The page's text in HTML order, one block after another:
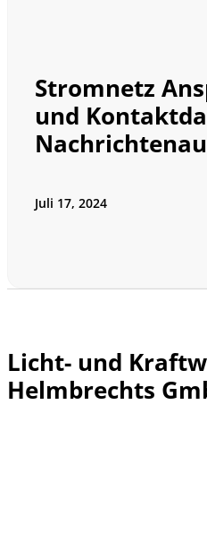
Stromnetz
und
Juli 17, 2024
Licht- und
Helmbrechts